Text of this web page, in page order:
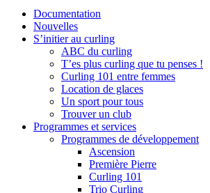
Documentation
Nouvelles
S’initier au curling
ABC du curling
T’es plus curling que tu penses !
Curling 101 entre femmes
Location de glaces
Un sport pour tous
Trouver un club
Programmes et services
Programmes de développement
Ascension
Première Pierre
Curling 101
Trio Curling